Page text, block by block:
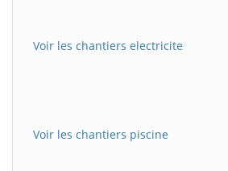
Voir les chantiers electricite
Voir les chantiers piscine